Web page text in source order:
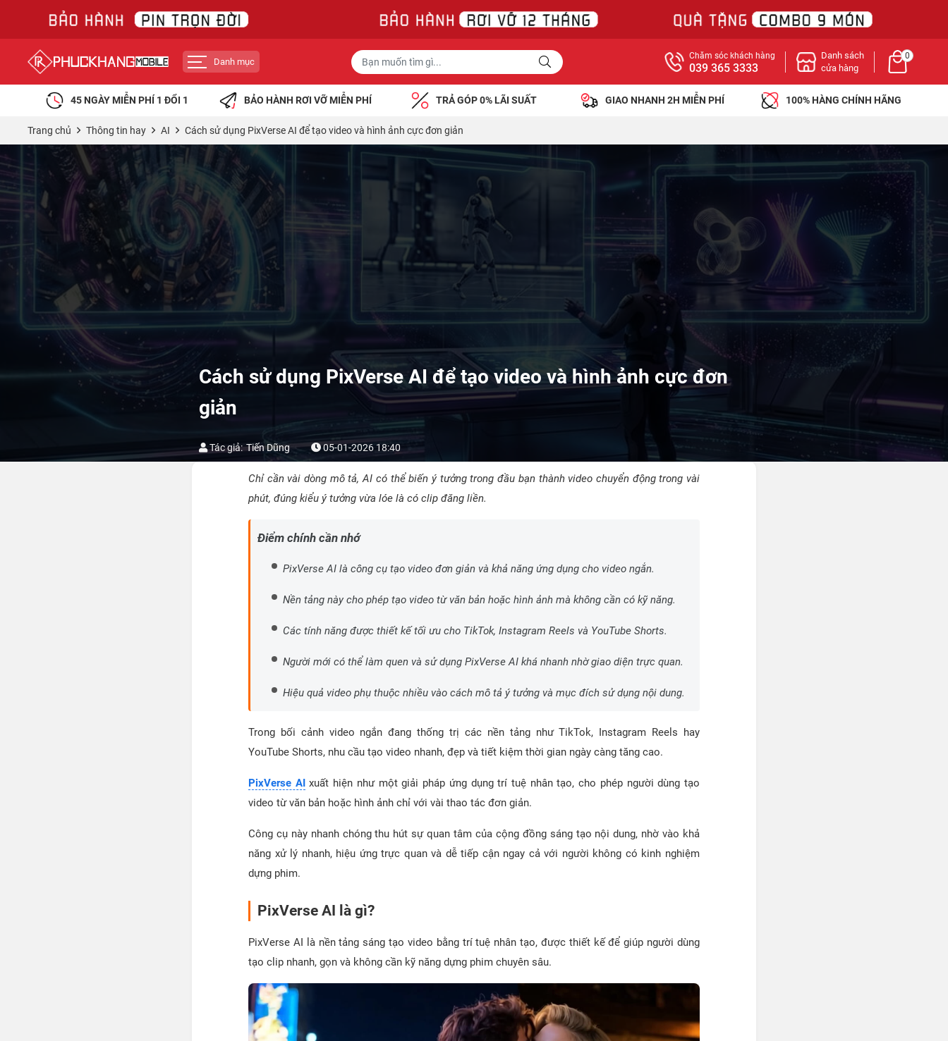
Danh mục
Chăm sóc khách hàng
039 365 3333
Danh sách
cửa hàng
0
45 NGÀY MIỄN PHÍ 1 ĐỔI 1 BẢO HÀNH RƠI VỠ MIỄN PHÍ TRẢ GÓP 0% LÃI SUẤT GIAO NHANH 2H MIỄN PHÍ 100% HÀNG CHÍNH HÃNG
Trang chủ Thông tin hay AI Cách sử dụng PixVerse AI để tạo video và hình ảnh cực đơn giản
Cách sử dụng PixVerse AI để tạo video và hình ảnh cực đơn
giản
Tác giả: Tiến Dũng 05-01-2026 18:40
Chỉ cần vài dòng mô tả, AI có thể biến ý tưởng trong đầu bạn thành video chuyển động trong vài
phút, đúng kiểu ý tưởng vừa lóe là có clip đăng liền.
Điểm chính cần nhớ
PixVerse AI là công cụ tạo video đơn giản và khả năng ứng dụng cho video ngắn.
Nền tảng này cho phép tạo video từ văn bản hoặc hình ảnh mà không cần có kỹ năng.
Các tính năng được thiết kế tối ưu cho TikTok, Instagram Reels và YouTube Shorts.
Người mới có thể làm quen và sử dụng PixVerse AI khá nhanh nhờ giao diện trực quan.
Hiệu quả video phụ thuộc nhiều vào cách mô tả ý tưởng và mục đích sử dụng nội dung.
Trong bối cảnh video ngắn đang thống trị các nền tảng như TikTok, Instagram Reels hay
YouTube Shorts, nhu cầu tạo video nhanh, đẹp và tiết kiệm thời gian ngày càng tăng cao.
PixVerse AIxuất hiện như một giải pháp ứng dụng trí tuệ nhân tạo, cho phép người dùng tạo
video từ văn bản hoặc hình ảnh chỉ với vài thao tác đơn giản.
Công cụ này nhanh chóng thu hút sự quan tâm của cộng đồng sáng tạo nội dung, nhờ vào khả
năng xử lý nhanh, hiệu ứng trực quan và dễ tiếp cận ngay cả với người không có kinh nghiệm
dựng phim.
PixVerse AI là gì?
PixVerse AI là nền tảng sáng tạo video bằng trí tuệ nhân tạo, được thiết kế để giúp người dùng
tạo clip nhanh, gọn và không cần kỹ năng dựng phim chuyên sâu.